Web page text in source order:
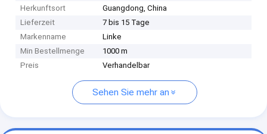
Herkunftsort
Guangdong, China
Lieferzeit
7 bis 15 Tage
Markenname
Linke
Min Bestellmenge
1000 m
Preis
Verhandelbar
Sehen Sie mehr an